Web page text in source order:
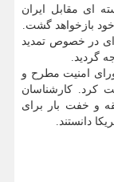
ای مقابل ایران
بازخواهد گشت.
ای در خصوص تمدید
گردید.
امنیت مطرح و
کرد. کارشناسان
و خفت بار برای
دانستند.